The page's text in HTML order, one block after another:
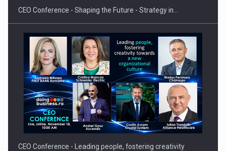
CEO Conference - Shaping the Future - Strategy in…
CEO Conference - Leading people, fostering creativity